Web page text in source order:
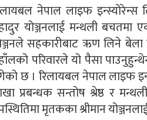
नेपाल लाइफ इन्स्योरेन्स
योञ्जनलाई मन्थली
सहकारीबाट ऋण लिने
परिवारले यो पैसा
छ । रिलायबल नेपाल लाइफ
प्रबन्धक सन्तोष श्रेष्ठ र
मृतकका श्रीमान